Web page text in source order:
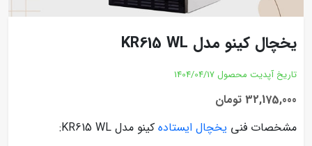
یخچال کینو مدل KR615 WL
تاریخ آپدیت محصول 1404/04/17
32,175,000 تومان
مشخصات فنی یخچال ایستاده کینو مدل KR615 WL: